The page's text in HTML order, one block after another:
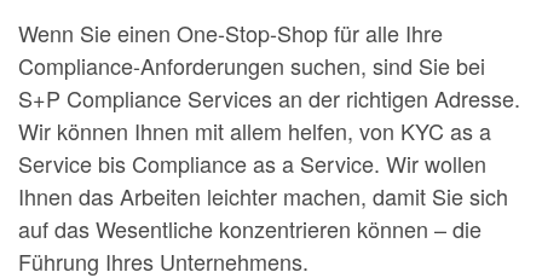
Wenn Sie einen One-Stop-Shop für alle Ihre
Compliance-Anforderungen suchen, sind Sie bei
S+P Compliance Services an der richtigen Adresse.
Wir können Ihnen mit allem helfen, von KYC as a
Service bis Compliance as a Service. Wir wollen
Ihnen das Arbeiten leichter machen, damit Sie sich
auf das Wesentliche konzentrieren können – die
Führung Ihres Unternehmens.